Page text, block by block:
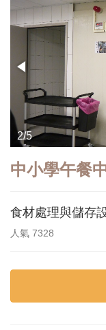
2/5
中小學午餐
食材處理與儲存
人氣 7328